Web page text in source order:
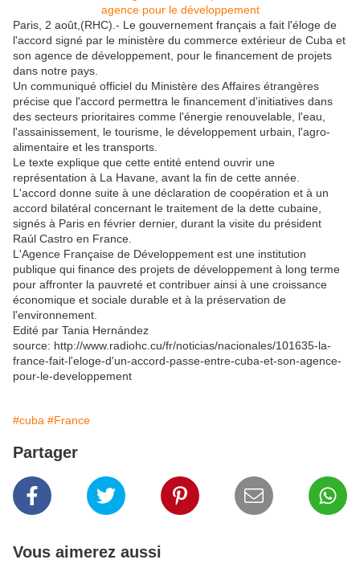
Paris, 2 août,(RHC).- Le gouvernement français a fait l'éloge de
l'accord signé par le ministère du commerce extérieur de Cuba et
son agence de développement, pour le financement de projets
dans notre pays.
Un communiqué officiel du Ministère des Affaires étrangères
précise que l'accord permettra le financement d'initiatives dans
des secteurs prioritaires comme l'énergie renouvelable, l'eau,
l'assainissement, le tourisme, le développement urbain, l'agro-
alimentaire et les transports.
Le texte explique que cette entité entend ouvrir une
représentation à La Havane, avant la fin de cette année.
L'accord donne suite à une déclaration de coopération et à un
accord bilatéral concernant le traitement de la dette cubaine,
signés à Paris en février dernier, durant la visite du président
Raúl Castro en France.
L'Agence Française de Développement est une institution
publique qui finance des projets de développement à long terme
pour affronter la pauvreté et contribuer ainsi à une croissance
économique et sociale durable et à la préservation de
l'environnement.
Edité par Tania Hernández
source: http://www.radiohc.cu/fr/noticias/nacionales/101635-la-
france-fait-l'eloge-d'un-accord-passe-entre-cuba-et-son-agence-
pour-le-developpement
#cuba #France
Partager
Vous aimerez aussi